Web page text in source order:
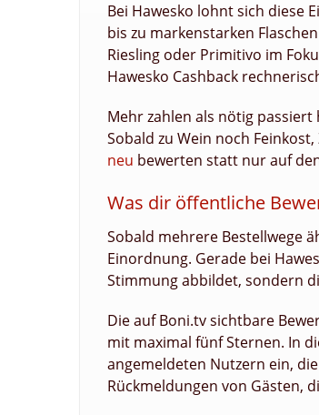
Bei Hawesko lohnt sich diese
bis zu markenstarken
Riesling oder Primitivo im
Hawesko Cashback
Mehr zahlen als nötig
Sobald zu Wein noch
neu bewerten statt nur auf
Was dir öffentliche
Sobald mehrere Bestellwege
Einordnung. Gerade bei
Stimmung abbildet, sondern
Die auf Boni.tv sichtbare
mit maximal fünf Sternen. In
angemeldeten Nutzern ein,
Rückmeldungen von Gästen,